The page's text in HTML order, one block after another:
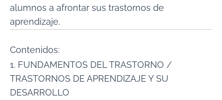
alumnos a afrontar sus trastornos de
aprendizaje.
Contenidos:
1. FUNDAMENTOS DEL TRASTORNO /
TRASTORNOS DE APRENDIZAJE Y SU
DESARROLLO